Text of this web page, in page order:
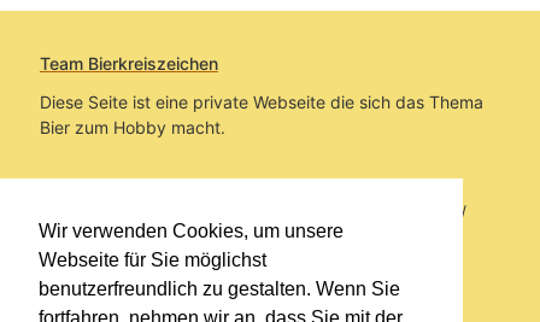
Wir verwenden Cookies, um unsere
Webseite für Sie möglichst
benutzerfreundlich zu gestalten. Wenn Sie
Team Bierkreiszeichen
Diese Seite ist eine private Webseite die sich das Thema
Bier zum Hobby macht.
Sie befinden sich auf https://www.bierkreiszeichen.at/
im Pfad:Bierkreiszeichen/Gesammelte Biere
Erstellt: 2026-08-08